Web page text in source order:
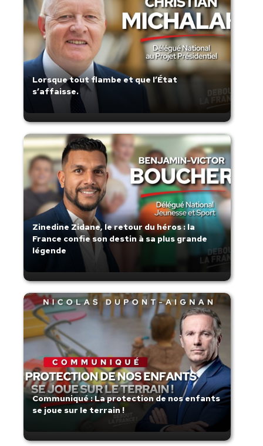
Lorsque tout flambe et que l’État
s’affaisse.
Zinedine Zidane, le retour du héros : la
France confie son destin à sa plus grande
légende
Communiqué : La protection de nos enfants
se joue sur le terrain !